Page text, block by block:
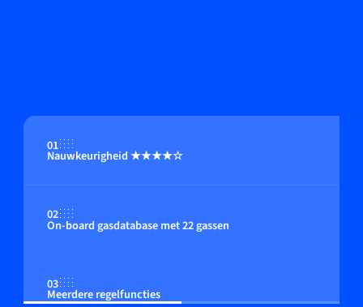
01
Nauwkeurigheid ★★★★☆
02
On-board gasdatabase met 22 gassen
03
Meerdere regelfuncties